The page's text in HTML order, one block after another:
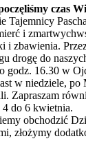
czas
Tajemnicy
i
i zbawienia.
drogę do
godz. 16.30 w
w niedziele, po
Zapraszam
do 6 kwietnia.
obchodzić
złożymy